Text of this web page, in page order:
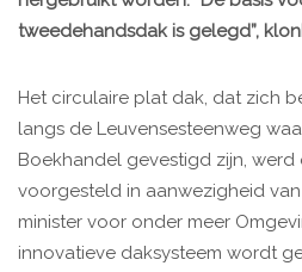
tweedehandsdak is gelegd”,
Het circulaire plat dak, dat zich
langs de Leuvensesteenweg
Boekhandel gevestigd zijn, werd
voorgesteld in aanwezigheid van
minister voor onder meer
innovatieve daksysteem wordt